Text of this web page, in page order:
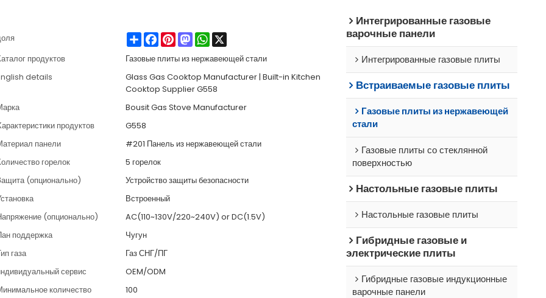
ShareFacebook
PinterestMastodonWhatsApp
продуктов
Газовые плиты из нержавеющей стали
details
Glass Gas Cooktop Manufacturer | Built-in Kitchen
Cooktop Supplier G558
Bousit Gas Stove Manufacturer
продуктов
G558
панели
#201 Панель из нержавеющей стали
горелок
5 горелок
(опционально)
Устройство защиты безопасности
Встроенный
(опционально)
AC(110~130V/220~240V) or DC(1.5V)
поддержка
Чугун
газа
Газ СНГ/ПГ
сервис
OEM/ODM
количество
100
Интегрированные газовые
варочные панели
Интегрированные газовые плиты
Встраиваемые газовые плиты
Газовые плиты из нержавеющей
стали
Газовые плиты со стеклянной
поверхностью
Настольные газовые плиты
Настольные газовые плиты
Гибридные газовые и
электрические плиты
Гибридные газовые индукционные
варочные панели